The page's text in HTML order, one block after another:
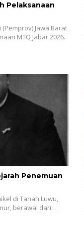
Pelaksanaan
Jawa Barat
MTQ Jabar 2026.
Penemuan
di Tanah Luwu,
berawal dari…